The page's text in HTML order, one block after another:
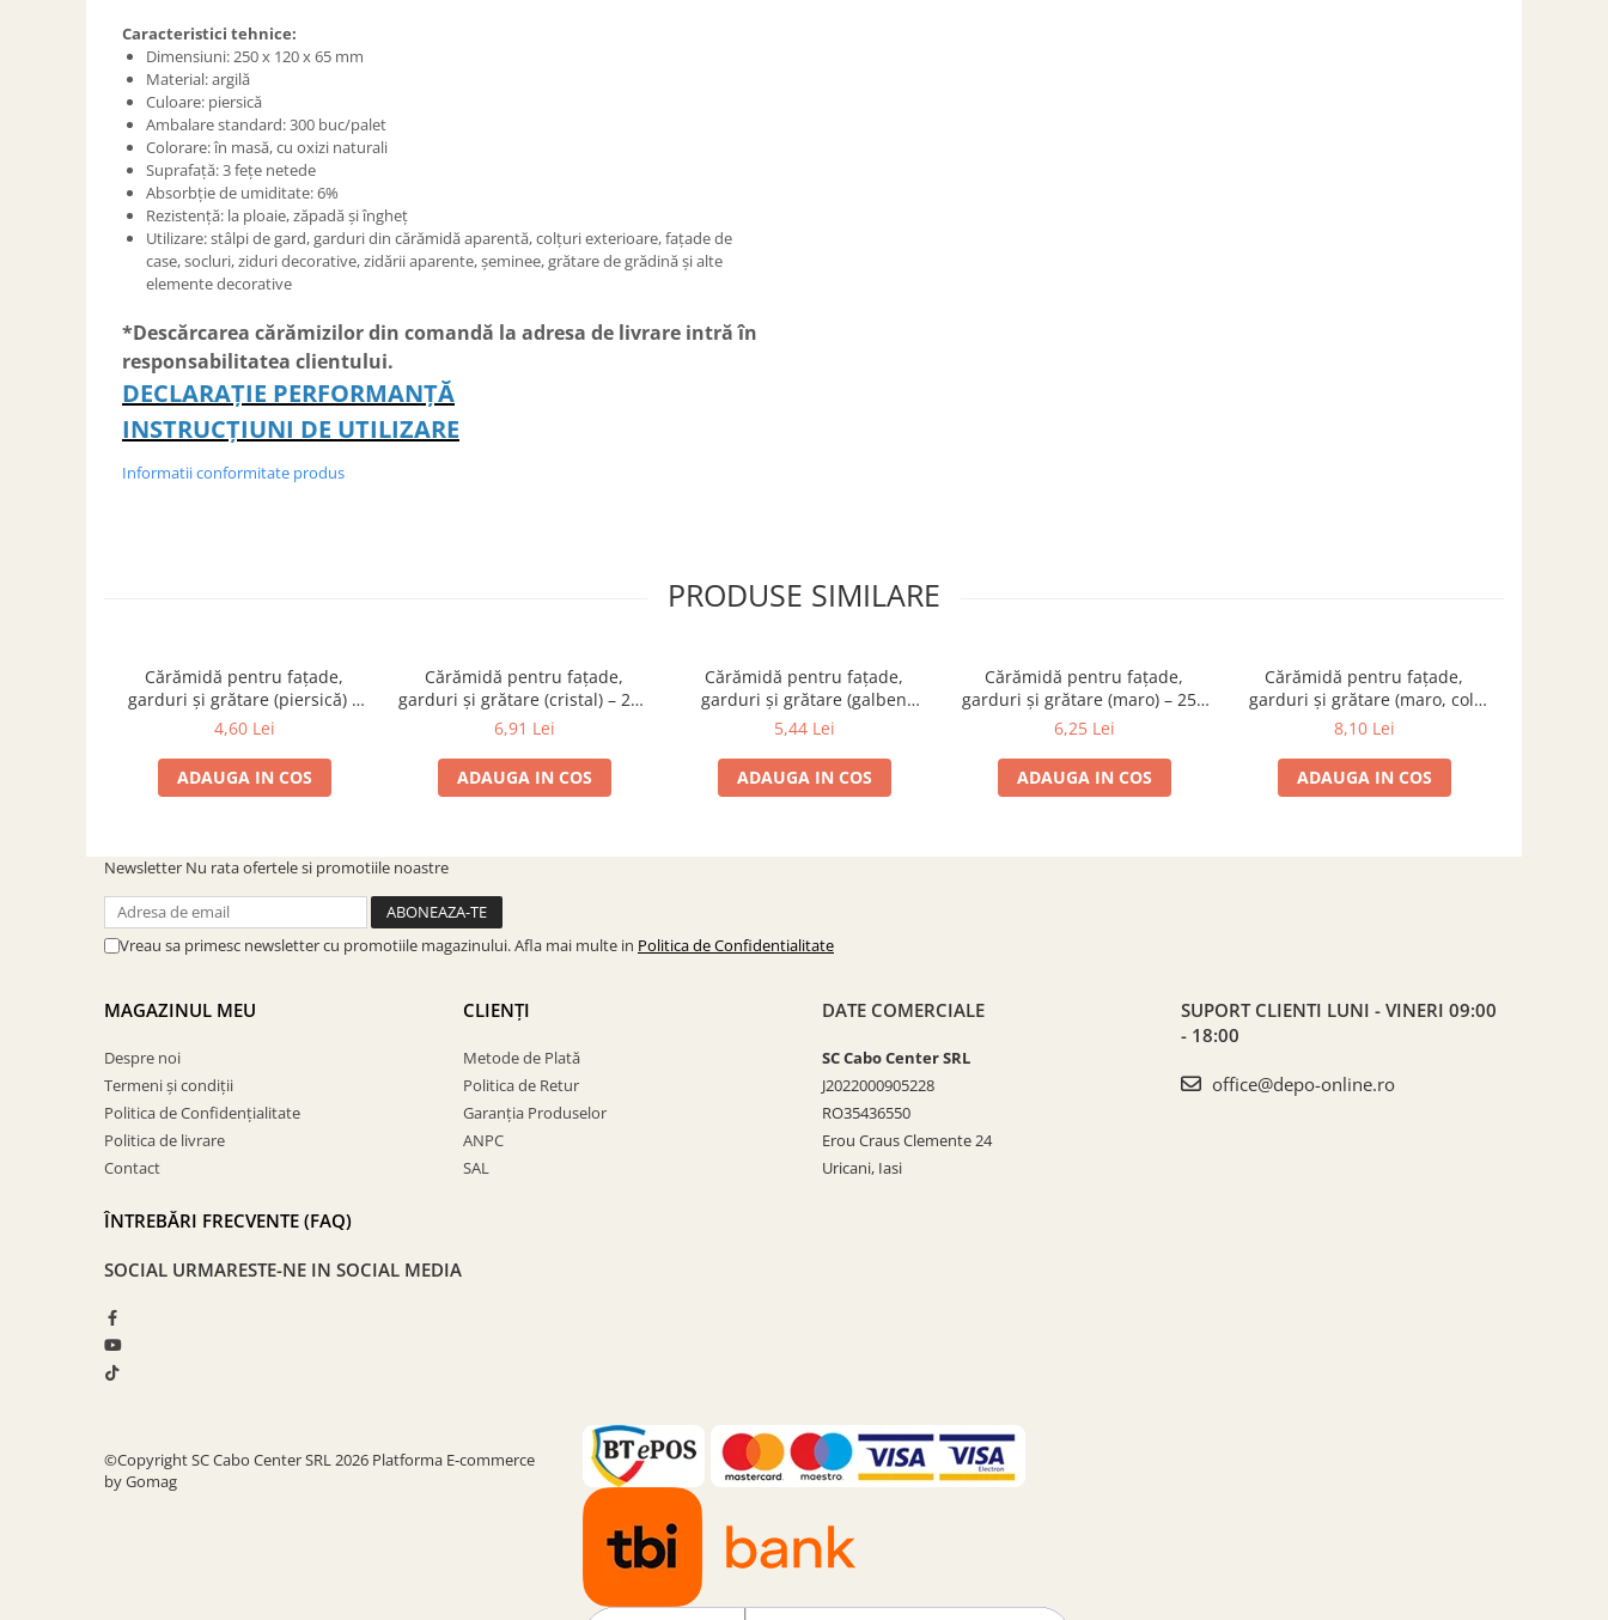
SOBE ȘI ȘEMINEE
STICLĂ TERMOREZISTENTĂ
TIMP LIBER IN NATURA
TRUSE SI ACCESORII PROFESIONALE
DE CURATARE HORN
UZ GOSPODĂRESC
ȘEMINEE ȘI ÎNCĂLZITOARE DE
Caracteristici tehnice:
Dimensiuni: 250 x 120 x 65 mm
Material: argilă
Culoare: piersică
Ambalare standard: 300 buc/palet
Colorare: în masă, cu oxizi naturali
Suprafață: 3 fețe netede
Absorbție de umiditate: 6%
Rezistență: la ploaie, zăpadă și îngheț
Utilizare: stâlpi de gard, garduri din cărămidă aparentă, colțuri exterioare, fațade de
case, socluri, ziduri decorative, zidării aparente, șeminee, grătare de grădină și alte
elemente decorative
*Descărcarea cărămizilor din comandă la adresa de livrare intră în
responsabilitatea clientului.
DECLARAȚIE PERFORMANȚĂ
INSTRUCȚIUNI DE UTILIZARE
Informatii conformitate produs
PRODUSE SIMILARE
Cărămidă pentru fațade,
garduri și grătare (piersică) –
250 × 120 × 65 mm
4,60 Lei
ADAUGA IN COS
Cărămidă pentru fațade,
garduri și grătare (cristal) – 250
× 120 × 65 mm
6,91 Lei
ADAUGA IN COS
Cărămidă pentru fațade,
garduri și grătare (galben
corsica) – 250 × 120 × 65 mm
5,44 Lei
ADAUGA IN COS
Cărămidă pentru fațade,
garduri și grătare (maro) – 250
× 120 × 65 mm
6,25 Lei
ADAUGA IN COS
Cărămidă pentru fațade,
garduri și grătare (maro, colț
rotunjit) – 250 × 120 × 65 mm
8,10 Lei
ADAUGA IN COS
Newsletter Nu rata ofertele si promotiile noastre
Vreau sa primesc newsletter cu promotiile magazinului. Afla mai multe in Politica de Confidentialitate
MAGAZINUL MEU
Despre noi
Termeni și condiții
Politica de Confidențialitate
Politica de livrare
Contact
ÎNTREBĂRI FRECVENTE (FAQ)
CLIENȚI
Metode de Plată
Politica de Retur
Garanția Produselor
ANPC
SAL
DATE COMERCIALE
SC Cabo Center SRL
J2022000905228
RO35436550
Erou Craus Clemente 24
Uricani, Iasi
SUPORT CLIENTI LUNI - VINERI 09:00
- 18:00
office@depo-online.ro
SOCIAL URMARESTE-NE IN SOCIAL MEDIA
©Copyright SC Cabo Center SRL 2026 Platforma E-commerce
by Gomag